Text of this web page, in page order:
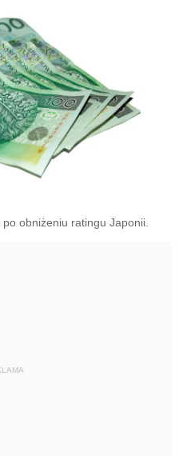
obniżeniu ratingu Japonii.